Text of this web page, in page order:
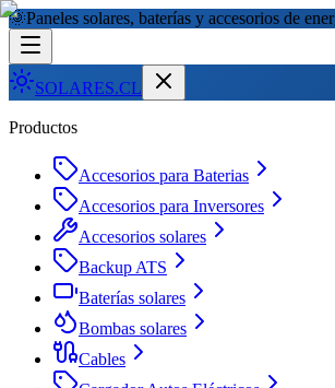
🌞Paneles solares, baterías y accesorios de
SOLARES.CL
Productos
Accesorios para Baterias
Accesorios para Inversores
Accesorios solares
Backup ATS
Baterías solares
Bombas solares
Cables